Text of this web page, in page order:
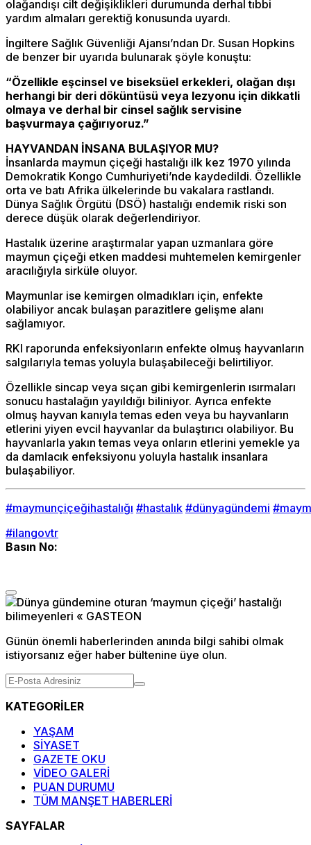
olağandışı cilt değişiklikleri durumunda derhal tıbbi
yardım almaları gerektiğ konusunda uyardı.
İngiltere Sağlık Güvenliği Ajansı’ndan Dr. Susan Hopkins
de benzer bir uyarıda bulunarak şöyle konuştu:
“Özellikle eşcinsel ve biseksüel erkekleri, olağan dışı
herhangi bir deri döküntüsü veya lezyonu için dikkatli
olmaya ve derhal bir cinsel sağlık servisine
başvurmaya çağırıyoruz.”
HAYVANDAN İNSANA BULAŞIYOR MU?
İnsanlarda maymun çiçeği hastalığı ilk kez 1970 yılında
Demokratik Kongo Cumhuriyeti’nde kaydedildi. Özellikle
orta ve batı Afrika ülkelerinde bu vakalara rastlandı.
Dünya Sağlık Örgütü (DSÖ) hastalığı endemik riski son
derece düşük olarak değerlendiriyor.
Hastalık üzerine araştırmalar yapan uzmanlara göre
maymun çiçeği etken maddesi muhtemelen kemirgenler
aracılığıyla sirküle oluyor.
Maymunlar ise kemirgen olmadıkları için, enfekte
olabiliyor ancak bulaşan parazitlere gelişme alanı
sağlamıyor.
RKI raporunda enfeksiyonların enfekte olmuş hayvanların
salgılarıyla temas yoluyla bulaşabileceği belirtiliyor.
Özellikle sincap veya sıçan gibi kemirgenlerin ısırmaları
sonucu hastalağın yayıldığı biliniyor. Ayrıca enfekte
olmuş hayvan kanıyla temas eden veya bu hayvanların
etlerini yiyen evcil hayvanlar da bulaştırıcı olabiliyor. Bu
hayvanlarla yakın temas veya onların etlerini yemekle ya
da damlacık enfeksiyonu yoluyla hastalık insanlara
bulaşabiliyor.
#maymunçiçeğihastalığı #hastalık #dünyagündemi
#ilangovtr
Basın No:
Günün önemli haberlerinden anında bilgi sahibi olmak
istiyorsanız eğer haber bültenine üye olun.
KATEGORİLER
YAŞAM
SİYASET
GAZETE OKU
VİDEO GALERİ
PUAN DURUMU
TÜM MANŞET HABERLERİ
SAYFALAR